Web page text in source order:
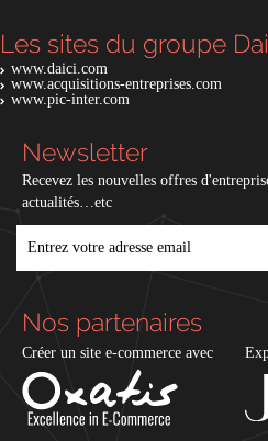
Les sites du groupe
www.daici.com
www.acquisitions-entreprises.com
www.pic-inter.com
Newsletter
Recevez les nouvelles offres
actualités…etc
Nos partenaires
Créer un site e-commerce avec